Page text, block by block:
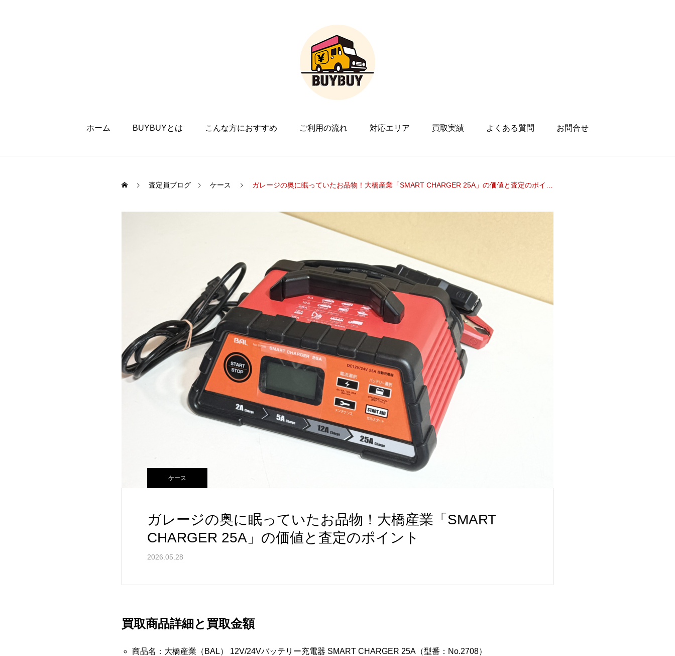
ホーム BUYBUYとは こんな方におすすめ ご利用の流れ 対応エリア 買取実績 よくある質問 お問合せ
査定員ブログ ケース ガレージの奥に眠っていたお品物！大橋産業「SMART CHARGER 25A」の価値と査定のポイント
ケース
ガレージの奥に眠っていたお品物！大橋産業「SMART
CHARGER 25A」の価値と査定のポイント
2026.05.28
買取商品詳細と買取金額
商品名：大橋産業（BAL） 12V/24Vバッテリー充電器 SMART CHARGER 25A（型番：No.2708）